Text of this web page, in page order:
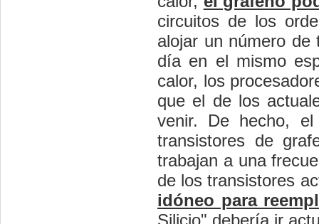
circuitos de los
alojar un número de
día en el mismo
calor, los
que el de los
venir. De hecho,
transistores de
trabajan a una
de los transistores
idóneo para
Silicio" debería ir